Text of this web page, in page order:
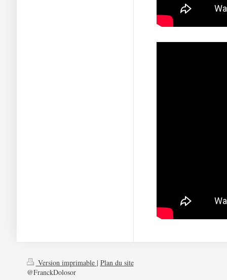
Version imprimable | Plan du site
@FranckDolosor